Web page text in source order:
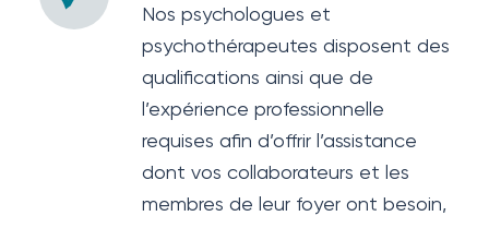
Nos psychologues et
psychothérapeutes disposent des
qualifications ainsi que de
l’expérience professionnelle
requises afin d’offrir l’assistance
dont vos collaborateurs et les
membres de leur foyer ont besoin,